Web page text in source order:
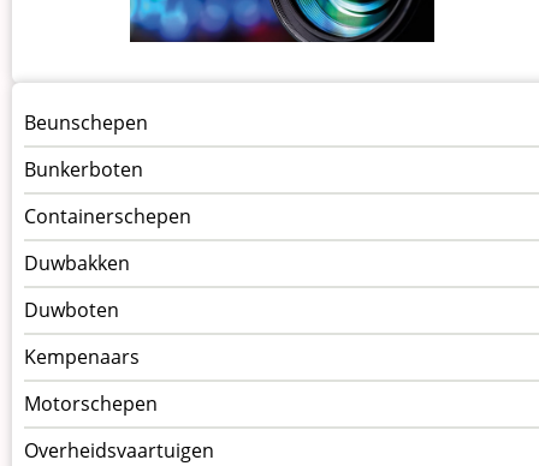
Menu
Schepen
Beunschepen
Bunkerboten
Containerschepen
Duwbakken
Duwboten
Kempenaars
Motorschepen
Overheidsvaartuigen